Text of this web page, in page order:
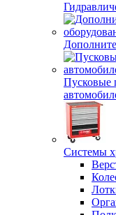
Пусковые
Системы